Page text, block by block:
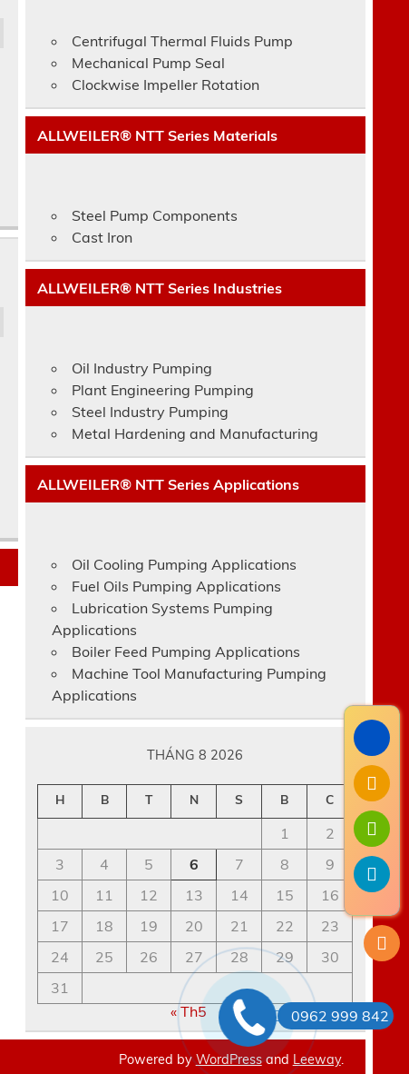
Centrifugal Thermal Fluids Pump
Mechanical Pump Seal
Clockwise Impeller Rotation
ALLWEILER® NTT Series Materials
Steel Pump Components
Cast Iron
ALLWEILER® NTT Series Industries
Oil Industry Pumping
Plant Engineering Pumping
Steel Industry Pumping
Metal Hardening and Manufacturing
ALLWEILER® NTT Series Applications
Oil Cooling Pumping Applications
Fuel Oils Pumping Applications
Lubrication Systems Pumping
Applications
Boiler Feed Pumping Applications
Machine Tool Manufacturing Pumping
Applications
THÁNG 8 2026
H B T N S B C
1
2
3
4 5 6 7 8
9
10
11 12 13 14 15
16
17
18 19 20 21 22
23
24
25 26 27 28 29
30
31
« Th5
Powered byWordPressand Leeway.
0962 999 842